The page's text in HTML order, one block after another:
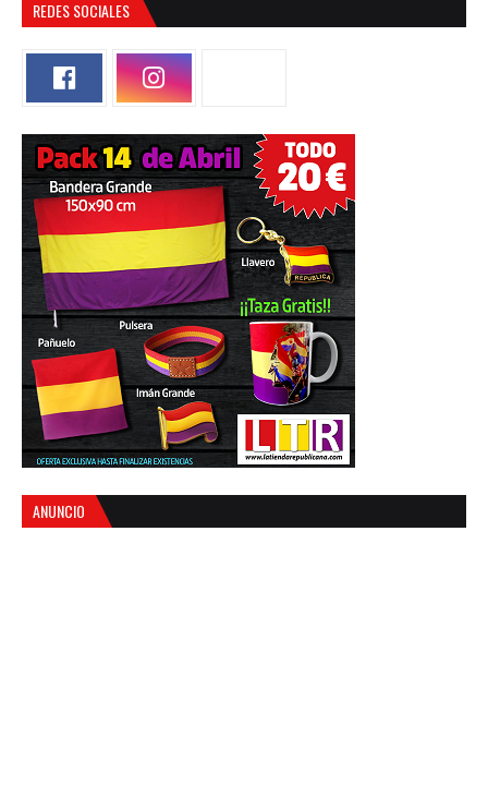
REDES SOCIALES
ANUNCIO